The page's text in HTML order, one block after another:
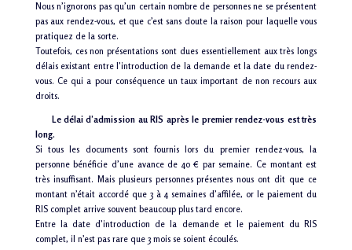
Nous n’ignorons pas qu’un certain nombre de personnes ne se présentent
pas aux rendez-vous, et que c’est sans doute la raison pour laquelle vous
pratiquez de la sorte.
Toutefois, ces non présentations sont dues essentiellement aux très longs
délais existant entre l’introduction de la demande et la date du rendez-
vous. Ce qui a pour conséquence un taux important de non recours aux
droits.
Le délai d’admission au RIS après le premier rendez-vous est très
long.
Si tous les documents sont fournis lors du premier rendez-vous, la
personne bénéficie d’une avance de 40 € par semaine. Ce montant est
très insuffisant. Mais plusieurs personnes présentes nous ont dit que ce
montant n’était accordé que 3 à 4 semaines d’affilée, or le paiement du
RIScomplet arrive souvent beaucoup plus tard encore.
Entre la date d’introduction de la demande et le paiement du RIS
complet, il n’est pas rare que 3 mois se soient écoulés.